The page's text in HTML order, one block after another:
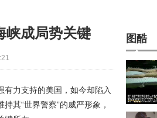
峡成局势关键
力支持的美国，如今却陷入
其“世界警察”的威严形象，
图酷